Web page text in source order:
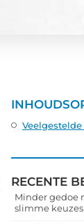
Veelgestelde
RECENTE
Minder gedoe
slimme keuzes